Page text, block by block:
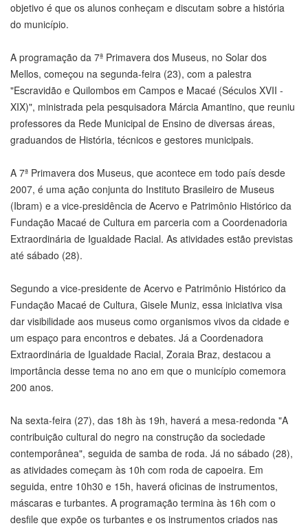
objetivo é que os alunos conheçam e discutam sobre a história
do município.
A programação da 7ª Primavera dos Museus, no Solar dos
Mellos, começou na segunda-feira (23), com a palestra
"Escravidão e Quilombos em Campos e Macaé (Séculos XVII -
XIX)", ministrada pela pesquisadora Márcia Amantino, que reuniu
professores da Rede Municipal de Ensino de diversas áreas,
graduandos de História, técnicos e gestores municipais.
A 7ª Primavera dos Museus, que acontece em todo país desde
2007, é uma ação conjunta do Instituto Brasileiro de Museus
(Ibram) e a vice-presidência de Acervo e Patrimônio Histórico da
Fundação Macaé de Cultura em parceria com a Coordenadoria
Extraordinária de Igualdade Racial. As atividades estão previstas
até sábado (28).
Segundo a vice-presidente de Acervo e Patrimônio Histórico da
Fundação Macaé de Cultura, Gisele Muniz, essa iniciativa visa
dar visibilidade aos museus como organismos vivos da cidade e
um espaço para encontros e debates. Já a Coordenadora
Extraordinária de Igualdade Racial, Zoraia Braz, destacou a
importância desse tema no ano em que o município comemora
200 anos.
Na sexta-feira (27), das 18h às 19h, haverá a mesa-redonda "A
contribuição cultural do negro na construção da sociedade
contemporânea", seguida de samba de roda. Já no sábado (28),
as atividades começam às 10h com roda de capoeira. Em
seguida, entre 10h30 e 15h, haverá oficinas de instrumentos,
máscaras e turbantes. A programação termina às 16h com o
desfile que expõe os turbantes e os instrumentos criados nas